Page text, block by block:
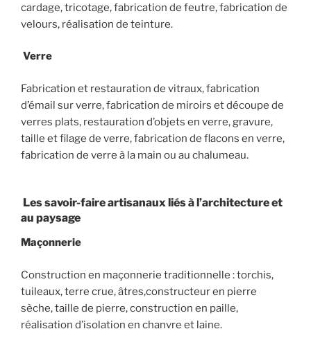
cardage, tricotage, fabrication de feutre, fabrication de
velours, réalisation de teinture.
Verre
Fabrication et restauration de vitraux, fabrication
d’émail sur verre, fabrication de miroirs et découpe de
verres plats, restauration d’objets en verre, gravure,
taille et filage de verre, fabrication de flacons en verre,
fabrication de verre à la main ou au chalumeau.
Les savoir-faire artisanaux liés à l’architecture et
au paysage
Maçonnerie
Construction en maçonnerie traditionnelle : torchis,
tuileaux, terre crue, âtres,constructeur en pierre
sèche, taille de pierre, construction en paille,
réalisation d’isolation en chanvre et laine.